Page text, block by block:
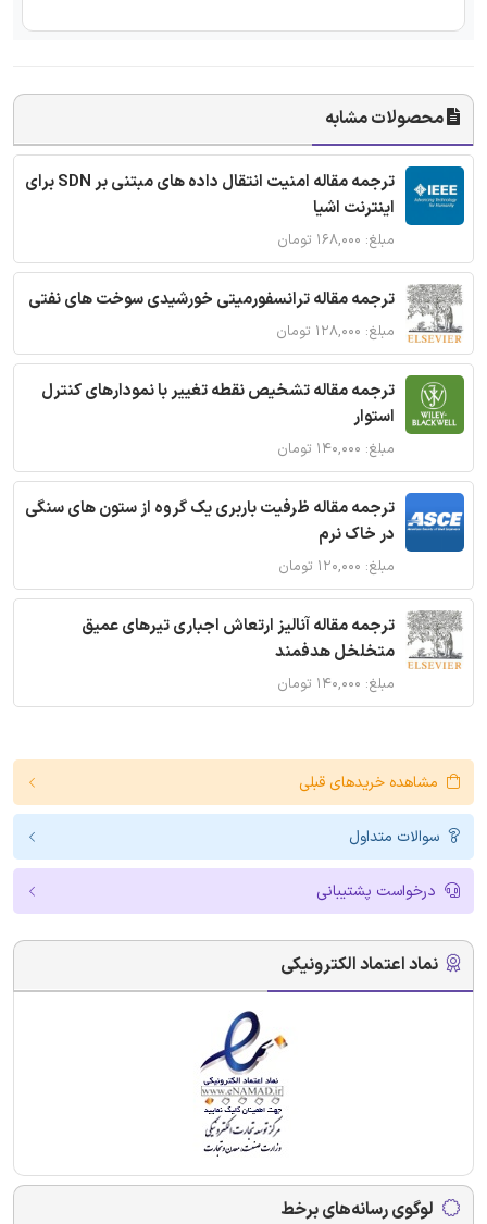
محصولات مشابه
ترجمه مقاله امنیت انتقال داده های مبتنی بر SDN برای
اینترنت اشیا
مبلغ: ۱۶۸,۰۰۰ تومان
ترجمه مقاله ترانسفورمیتی خورشیدی سوخت های نفتی
مبلغ: ۱۲۸,۰۰۰ تومان
ترجمه مقاله تشخیص نقطه تغییر با نمودارهای کنترل
استوار
مبلغ: ۱۴۰,۰۰۰ تومان
ترجمه مقاله ظرفیت باربری یک گروه از ستون های سنگی
در خاک نرم
مبلغ: ۱۲۰,۰۰۰ تومان
ترجمه مقاله آنالیز ارتعاش اجباری تیرهای عمیق
متخلخل هدفمند
مبلغ: ۱۴۰,۰۰۰ تومان
مشاهده خریدهای قبلی
سوالات متداول
درخواست پشتیبانی
نماد اعتماد الکترونیکی
لوگوی رسانه‌های برخط